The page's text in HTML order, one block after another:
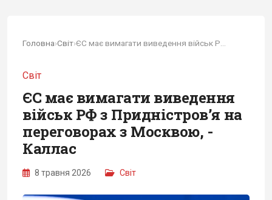
Головна›Світ›
Світ
ЄС має вимагати виведення
військ РФ з Придністров’я на
переговорах з Москвою, -
Каллас
8 травня 2026 Світ